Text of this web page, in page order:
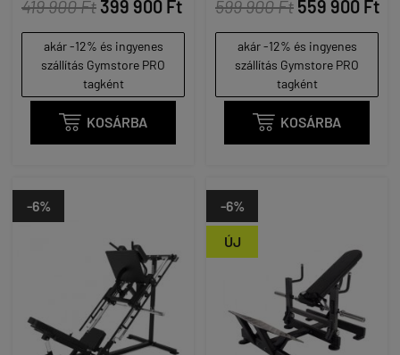
419 900 Ft 399 900 Ft
akár -12% és ingyenes
szállítás Gymstore PRO
tagként
 KOSÁRBA
599 900 Ft 559 900 Ft
akár -12% és ingyenes
szállítás Gymstore PRO
tagként
 KOSÁRBA
-6%
ÚJ
-6%